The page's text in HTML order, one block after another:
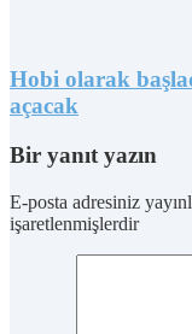
Hobi olarak
açacak
Bir yanıt yazın
E-posta adresiniz
işaretlenmişlerdir